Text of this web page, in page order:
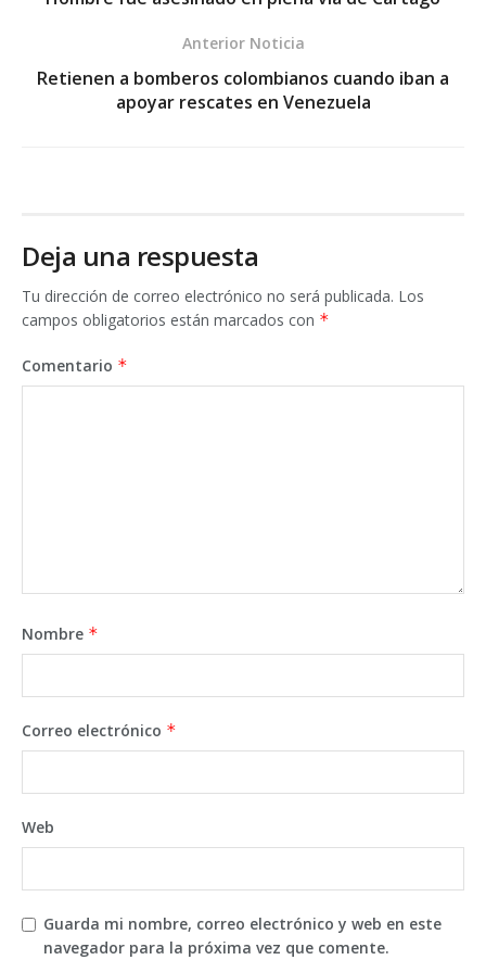
Anterior Noticia
Retienen a bomberos colombianos cuando iban a
apoyar rescates en Venezuela
Deja una respuesta
Tu dirección de correo electrónico no será publicada. Los
campos obligatorios están marcados con *
Comentario *
Nombre *
Correo electrónico *
Web
Guarda mi nombre, correo electrónico y web en este
navegador para la próxima vez que comente.